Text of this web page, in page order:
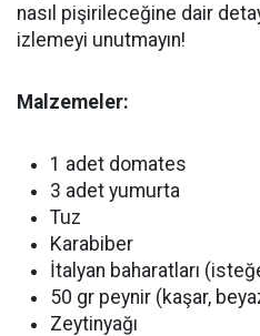
nasıl pişirileceğine dair
izlemeyi unutmayın!
Malzemeler:
1 adet domates
3 adet yumurta
Tuz
Karabiber
İtalyan baharatları
50 gr peynir (kaşar,
Zeytinyağı